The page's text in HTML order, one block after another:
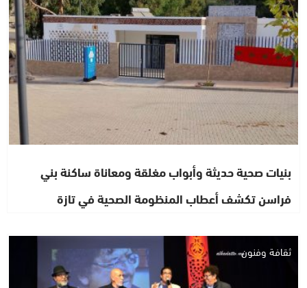
بنيات صحية حديثة وأبواب مغلقة ومعاناة ساكنة بني
فراسن تكشف أعطاب المنظومة الصحية في تازة
ثقافة وفنون